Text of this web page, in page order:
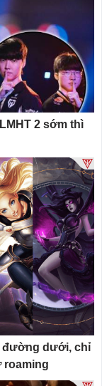
2 sớm thì
đường dưới, chỉ
roaming